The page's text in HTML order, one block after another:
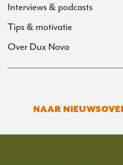
Interviews & podcasts
Tips & motivatie
Over Dux Nova
NAAR